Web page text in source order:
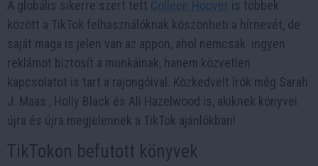
A globális sikerre szert tett Colleen Hoover is többek
között a TikTok felhasználóknak köszönheti a hírnevét, de
saját maga is jelen van az appon, ahol nemcsak ingyen
reklámot biztosít a munkáinak, hanem közvetlen
kapcsolatot is tart a rajongóival. Közkedvelt írók még Sarah
J. Maas , Holly Black és Ali Hazelwood is, akiknek könyvei
újra és újra megjelennek a TikTok ajánlókban!
TikTokon befutott könyvek